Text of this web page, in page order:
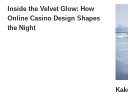
Inside the Velvet Glow: How
Online Casino Design Shapes
the Night